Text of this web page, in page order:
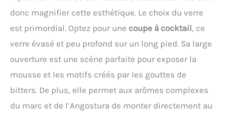
utilisation quotidienne et
reste inoxydable.
UTILISATION POLYVALENTE :
Utilisez le barmass double
mesure non seulement
pour les cocktails, mais
aussi pour mesurer avec
précision la crème, le gin,
le schnaps ou d'autres
spiritueux. Avec sa
lave-vaisselle. 【Stockage
facile】 Les passoires à
mailles fines sont
disponibles en 3 tailles
différentes et vous pouvez
les empiler pour
économiser encore plus
d'espace. La passoire a
également une boucle de
suspension qui peut être
utilisation sans effort /
Crochets de Support :
Équipé de crochets
pratiques pour le poser sur
des bols ou des
casseroles, libérant vos
mains pour d'autres
tâches. Usage domestique
rinçage et le filtrage léger
donc magnifier cette esthétique. Le choix du verre
est primordial. Optez pour une coupe à cocktail, ce
verre évasé et peu profond sur un long pied. Sa large
ouverture est une scène parfaite pour exposer la
mousse et les motifs créés par les gouttes de
bitters. De plus, elle permet aux arômes complexes
du marc et de l’Angostura de monter directement au